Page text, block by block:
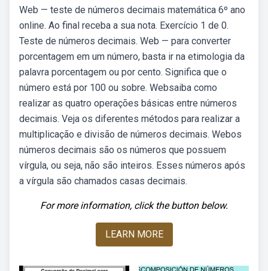
Web — teste de números decimais matemática 6º ano
online. Ao final receba a sua nota. Exercício 1 de 0.
Teste de números decimais. Web — para converter
porcentagem em um número, basta ir na etimologia da
palavra porcentagem ou por cento. Significa que o
número está por 100 ou sobre. Websaiba como
realizar as quatro operações básicas entre números
decimais. Veja os diferentes métodos para realizar a
multiplicação e divisão de números decimais. Webos
números decimais são os números que possuem
vírgula, ou seja, não são inteiros. Esses números após
a vírgula são chamados casas decimais.
For more information, click the button below.
LEARN MORE